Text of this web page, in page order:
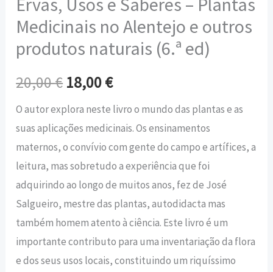
Medicinais no Alentejo e outros
produtos naturais (6.ª ed)
20,00€ 18,00€
O autor explora neste livro o mundo das plantas e as
suas aplicações medicinais. Os ensinamentos
maternos, o convívio com gente do campo e artífices, a
leitura, mas sobretudo a experiência que foi
adquirindo ao longo de muitos anos, fez de José
Salgueiro, mestre das plantas, autodidacta mas
também homem atento à ciência. Este livro é um
importante contributo para uma inventariação da flora
e dos seus usos locais, constituindo um riquíssimo